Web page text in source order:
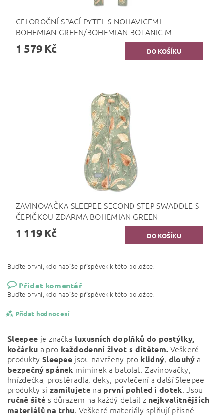
CELOROČNÍ SPACÍ PYTEL S NOHAVICEMI
BOHEMIAN GREEN/BOHEMIAN BOTANIC M
1 579 Kč
ZAVINOVAČKA SLEEPEE SECOND STEP SWADDLE S
ČEPIČKOU ZDARMA BOHEMIAN GREEN
1 119 Kč
Buďte první, kdo napíše příspěvek k této položce.
Přidat komentář
Buďte první, kdo napíše příspěvek k této položce.
Přidat hodnocení
Sleepee je značka luxusních doplňků do postýlky,
kočárku a pro každodenní život s dítětem.Veškeré
produkty Sleepee jsou navrženy pro klidný, dlouhý a
bezpečný spánek miminek a batolat. Zavinovačky,
hnízdečka, prostěradla, deky, povlečení a další Sleepee
produkty si zamilujete na první pohled i dotek. Jsou
ručně šité s důrazem na každý detail z nejkvalitnějších
materiálů na trhu. Veškeré materiály splňují přísné